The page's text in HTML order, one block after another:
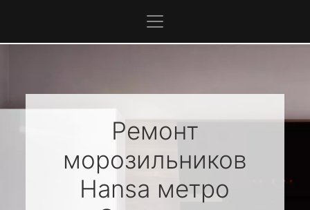
Ремонт
морозильников
Hansa метро